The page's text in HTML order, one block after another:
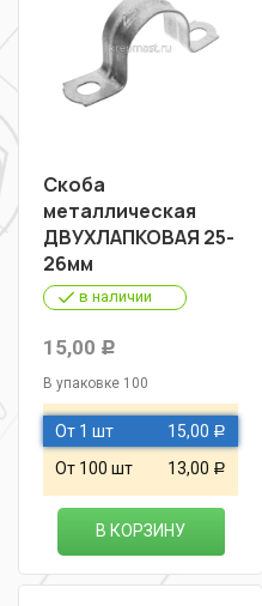
Скоба
металлическая
ДВУХЛАПКОВАЯ 25-
26мм
в наличии
15,00 Р
В упаковке 100
От 1 шт 15,00 Р
От 100 шт 13,00 Р
В КОРЗИНУ